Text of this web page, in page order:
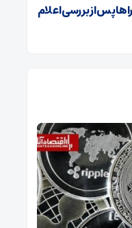
پس از بررسی اعلام